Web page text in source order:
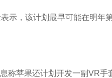
示，该计划最早可能在明年
苹果还计划开发一副VR